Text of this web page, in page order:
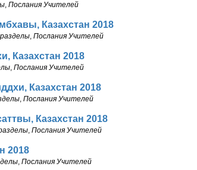
, Послания Учителей
Казахстан 2018
, Послания Учителей
Казахстан 2018
, Послания Учителей
Казахстан 2018
, Послания Учителей
Казахстан 2018
, Послания Учителей
2018
, Послания Учителей